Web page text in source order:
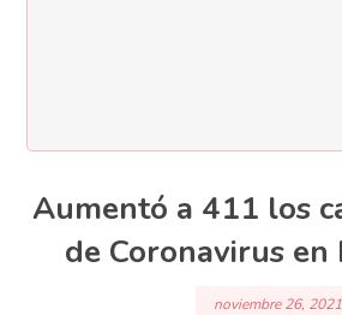
Aumentó a 411 los
de Coronavirus en
noviembre 26, 2021